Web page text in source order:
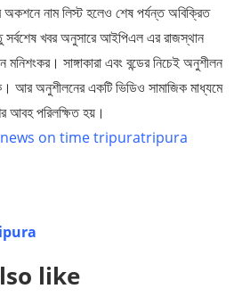
নাম লিস্ট হলেও শেষ পর্যন্ত অবিক্রিত
খবর অনুসারে আইপিএল এর রাজস্থান
সাঙ্গাকারা এবং বন্ডের নিচেই অনুশীলন
আর অনুশীলনের একটি ভিডিও সামাজিক মাধ্যমে
আবহ পরিলক্ষিত হয়।
news on time tripuratripura
like